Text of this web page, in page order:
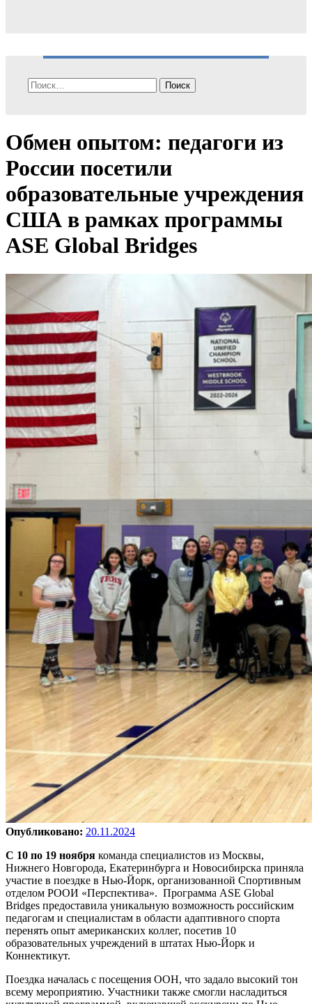
Найти:
Обмен опытом: педагоги из
России посетили
образовательные учреждения
США в рамках программы
ASE Global Bridges
Опубликовано: 20.11.2024
C 10 по 19 ноября команда специалистов из Москвы,
Нижнего Новгорода, Екатеринбурга и Новосибирска приняла
участие в поездке в Нью-Йорк, организованной Спортивным
отделом РООИ «Перспектива». Программа ASE Global
Bridges предоставила уникальную возможность российским
педагогам и специалистам в области адаптивного спорта
перенять опыт американских коллег, посетив 10
образовательных учреждений в штатах Нью-Йорк и
Коннектикут.
Поездка началась с посещения ООН, что задало высокий тон
всему мероприятию. Участники также смогли насладиться